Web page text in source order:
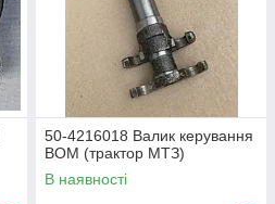
50-4216018 Валик керування
ВОМ (трактор МТЗ)
В наявності